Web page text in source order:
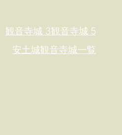
観音寺城 3観音寺城 5
安土城観音寺城一覧